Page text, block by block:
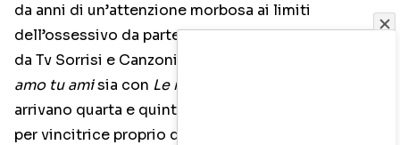
da anni di un’attenzione morbosa ai limiti
dell’ossessivo da parte della stampa, a cominciare
da Tv Sorrisi e Canzoni, Mina è finalista sia con
amo tu amisia con Le mille bolle blu
arrivano quarta e quinta. Lei, data ossessivamente
per vincitrice proprio dalla stampa, afferma che non